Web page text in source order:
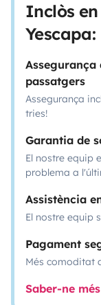
Inclòs
Yescapa:
passatgers
Assegurança
tries!
Garantia de
El nostre equip
problema a
Assistència
El nostre equip
Pagament
Més comoditat
Saber-ne més